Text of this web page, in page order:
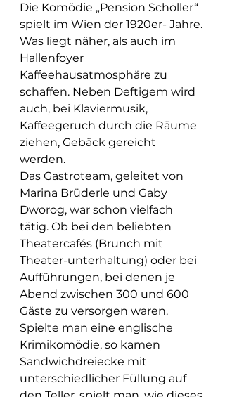
Die Komödie „Pension Schöller“
spielt im Wien der 1920er- Jahre.
Was liegt näher, als auch im
Hallenfoyer
Kaffeehausatmosphäre zu
schaffen. Neben Deftigem wird
auch, bei Klaviermusik,
Kaffeegeruch durch die Räume
ziehen, Gebäck gereicht
werden.
Das Gastroteam, geleitet von
Marina Brüderle und Gaby
Dworog, war schon vielfach
tätig. Ob bei den beliebten
Theatercafés (Brunch mit
Theater-unterhaltung) oder bei
Aufführungen, bei denen je
Abend zwischen 300 und 600
Gäste zu versorgen waren.
Spielte man eine englische
Krimikomödie, so kamen
Sandwichdreiecke mit
unterschiedlicher Füllung auf